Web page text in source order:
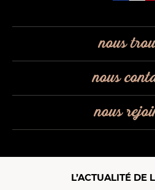
nous
nous
nous
L’ACTUALITÉ DE